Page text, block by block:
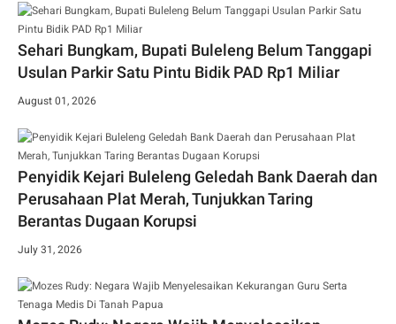
Sehari Bungkam, Bupati Buleleng Belum Tanggapi
Usulan Parkir Satu Pintu Bidik PAD Rp1 Miliar
August 01, 2026
Penyidik Kejari Buleleng Geledah Bank Daerah dan
Perusahaan Plat Merah, Tunjukkan Taring
Berantas Dugaan Korupsi
July 31, 2026